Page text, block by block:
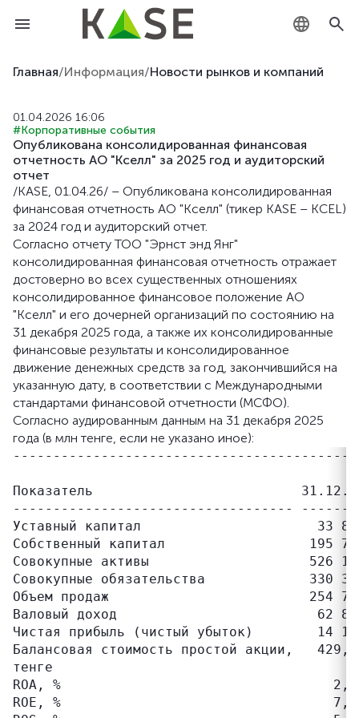
KZ
EN
Главная/Информация/Новости рынков и компаний
01.04.2026 16:06
#Корпоративные события
Опубликована консолидированная финансовая
отчетность АО "Кселл" за 2025 год и аудиторский
отчет
/KASE, 01.04.26/ – Опубликована консолидированная
финансовая отчетность АО "Кселл" (тикер KASE – KCEL)
за 2024 год и аудиторский отчет.
Согласно отчету ТОО "Эрнст энд Янг"
консолидированная финансовая отчетность отражает
достоверно во всех существенных отношениях
консолидированное финансовое положение АО
"Кселл" и его дочерней организаций по состоянию на
31 декабря 2025 года, а также их консолидированные
финансовые результаты и консолидированное
движение денежных средств за год, закончившийся на
указанную дату, в соответствии с Международными
стандартами финансовой отчетности (МСФО).
Согласно аудированным данным на 31 декабря 2025
года (в млн тенге, если не указано иное):
Показатель                          31.12.25
-----------------------------------
Уставный капитал                      33
Собственный капитал                  195
Совокупные активы                    526
Совокупные обязательства             330
Объем продаж                         254 749
Валовый доход                         62
Чистая прибыль (чистый убыток)        14
Балансовая стоимость простой акции,
тенге
ROA, %
ROE, %